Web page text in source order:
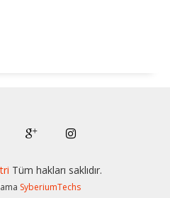
Tüm hakları saklıdır.
SyberiumTechs